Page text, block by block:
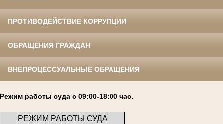
ПРОТИВОДЕЙСТВИЕ КОРРУПЦИИ
ОБРАЩЕНИЯ ГРАЖДАН
ВНЕПРОЦЕССУАЛЬНЫЕ ОБРАЩЕНИЯ
Режим работы суда с 09:00-18:00 час.
РЕЖИМ РАБОТЫ СУДА